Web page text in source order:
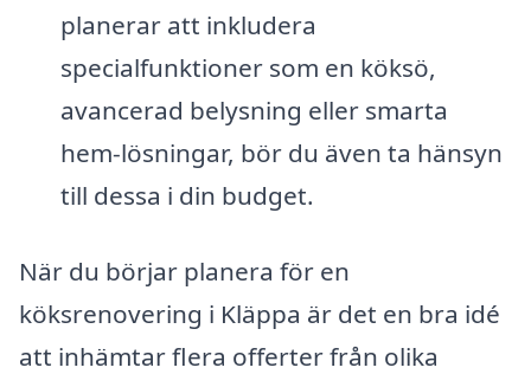
planerar att inkludera
specialfunktioner som en köksö,
avancerad belysning eller smarta
hem-lösningar, bör du även ta hänsyn
till dessa i din budget.
När du börjar planera för en
köksrenovering i Kläppa är det en bra idé
att inhämtar flera offerter från olika